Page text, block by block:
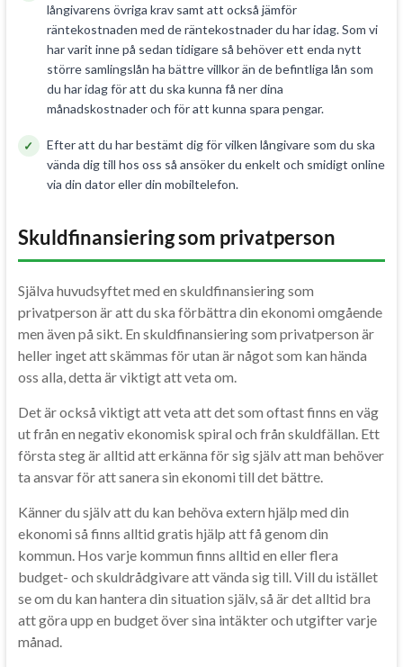
långivarens övriga krav samt att också jämför
räntekostnaden med de räntekostnader du har idag. Som vi
har varit inne på sedan tidigare så behöver ett enda nytt
större samlingslån ha bättre villkor än de befintliga lån som
du har idag för att du ska kunna få ner dina
månadskostnader och för att kunna spara pengar.
Efter att du har bestämt dig för vilken långivare som du ska
vända dig till hos oss så ansöker du enkelt och smidigt online
via din dator eller din mobiltelefon.
Skuldfinansiering som privatperson
Själva huvudsyftet med en skuldfinansiering som
privatperson är att du ska förbättra din ekonomi omgående
men även på sikt. En skuldfinansiering som privatperson är
heller inget att skämmas för utan är något som kan hända
oss alla, detta är viktigt att veta om.
Det är också viktigt att veta att det som oftast finns en väg
ut från en negativ ekonomisk spiral och från skuldfällan. Ett
första steg är alltid att erkänna för sig själv att man behöver
ta ansvar för att sanera sin ekonomi till det bättre.
Känner du själv att du kan behöva extern hjälp med din
ekonomi så finns alltid gratis hjälp att få genom din
kommun. Hos varje kommun finns alltid en eller flera
budget- och skuldrådgivare att vända sig till. Vill du istället
se om du kan hantera din situation själv, så är det alltid bra
att göra upp en budget över sina intäkter och utgifter varje
månad.